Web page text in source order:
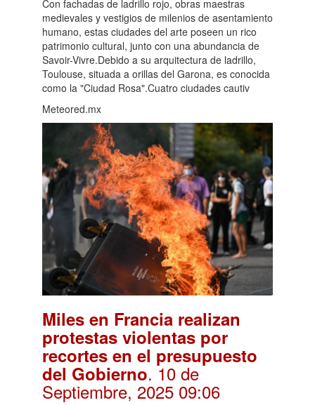
Con fachadas de ladrillo rojo, obras maestras
medievales y vestigios de milenios de asentamiento
humano, estas ciudades del arte poseen un rico
patrimonio cultural, junto con una abundancia de
Savoir-Vivre.Debido a su arquitectura de ladrillo,
Toulouse, situada a orillas del Garona, es conocida
como la "Ciudad Rosa".Cuatro ciudades cautiv
Meteored.mx
Miles en Francia realizan
protestas violentas por
recortes en el presupuesto
del Gobierno. 10 de
Septiembre, 2025 09:06